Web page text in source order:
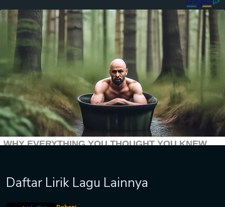
Daftar Lirik Lagu Lainnya